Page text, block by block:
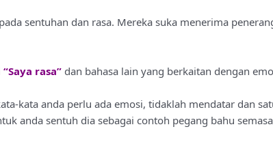
sentuhan dan rasa. Mereka suka menerima
“Saya rasa” dan bahasa lain yang berkaitan dengan
kata anda perlu ada emosi, tidaklah mendatar dan
anda sentuh dia sebagai contoh pegang bahu